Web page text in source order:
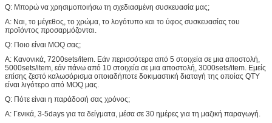
Q: Μπορώ να χρησιμοποιήσω τη σχεδιασμένη συσκευασία μας;
Α: Ναι, το μέγεθος, το χρώμα, το λογότυπο και το ύφος συσκευασίας του
προϊόντος προσαρμόζονται.
Q: Ποιο είναι MOQ σας;
Α: Κανονικά, 7200sets/item. Εάν περισσότερα από 5 στοιχεία σε μια αποστολή,
5000sets/item, εάν πάνω από 10 στοιχεία σε μια αποστολή, 3000sets/item. Εμείς
επίσης ζεστό καλωσόρισμα οποιαδήποτε δοκιμαστική διαταγή της οποίας QTY
είναι λιγότερο από MOQ μας.
Q: Πότε είναι η παράδοσή σας χρόνος;
Α: Γενικά, 3-5days για τα δείγματα, μέσα σε 30 ημέρες για τη μαζική παραγωγή.